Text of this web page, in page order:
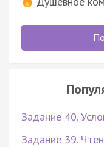
Задание 40.
Задание 39.